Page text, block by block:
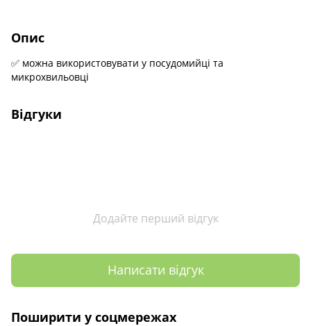
Опис
✅ можна використовувати у посудомийці та
микрохвильовці
Відгуки
Додайте перший відгук
Написати відгук
Поширити у соцмережах